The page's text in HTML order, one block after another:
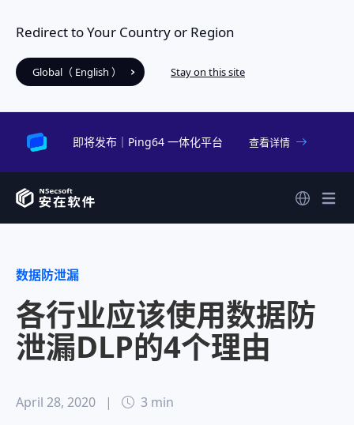
Redirect to Your Country or Region
Global（ English ） Stay on this site
即将发布｜Ping64 一体化平台 查看详情
数据防泄漏
各行业应该使用数据防
泄漏DLP的4个理由
April 28, 2020 | 3 min